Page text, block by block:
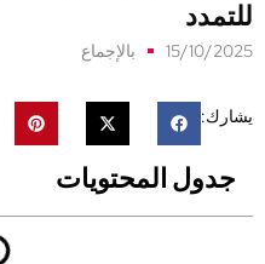
15/10/ بالإجماع
جدول المحتويات